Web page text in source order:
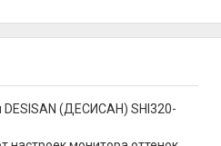
(ДЕСИСАН) SHI320-